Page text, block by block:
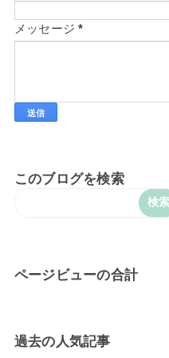
メッセージ*
このブログを検索
ページビューの合計
過去の人気記事